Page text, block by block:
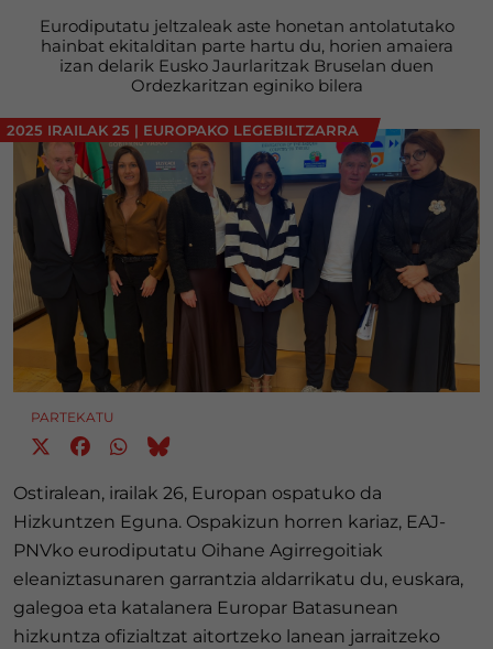
Eurodiputatu jeltzaleak aste honetan antolatutako
hainbat ekitalditan parte hartu du, horien amaiera
izan delarik Eusko Jaurlaritzak Bruselan duen
Ordezkaritzan eginiko bilera
2025 IRAILAK 25 | EUROPAKO LEGEBILTZARRA
PARTEKATU
Ostiralean, irailak 26, Europan ospatuko da
Hizkuntzen Eguna. Ospakizun horren kariaz, EAJ-
PNVko eurodiputatu Oihane Agirregoitiak
eleaniztasunaren garrantzia aldarrikatu du, euskara,
galegoa eta katalanera Europar Batasunean
hizkuntza ofizialtzat aitortzeko lanean jarraitzeko